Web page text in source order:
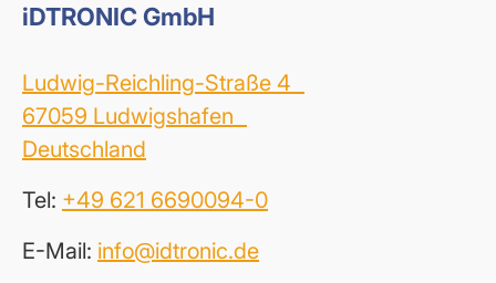
iDTRONIC GmbH
Ludwig-Reichling-Straße 4
67059 Ludwigshafen
Deutschland
Tel: +49 621 6690094-0
E-Mail: info@idtronic.de